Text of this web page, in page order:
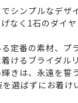
シンプルなデザ
なく1石のダイヤ
定番の素材、プラ
けるブライダル
きは、永遠を
選ばずにお着け